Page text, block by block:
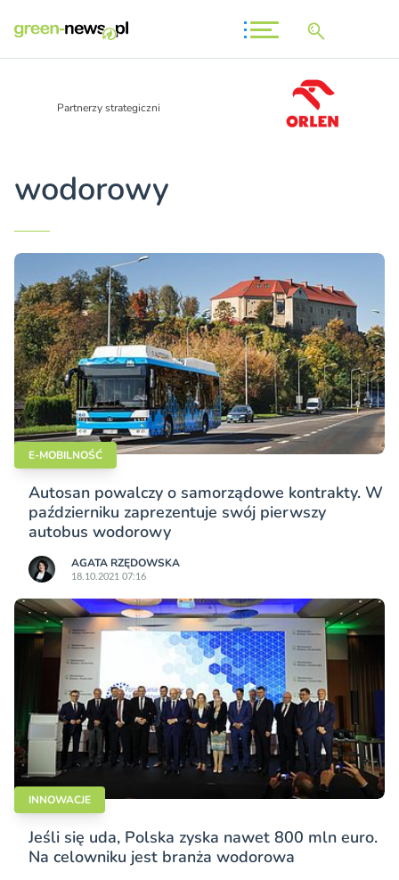
Partnerzy strategiczni
wodorowy
E-MOBILNOŚĆ
Autosan powalczy o samorządowe kontrakty. W
październiku zaprezentuje swój pierwszy
autobus wodorowy
AGATA RZĘDOWSKA
18.10.2021 07:16
INNOWACJE
Jeśli się uda, Polska zyska nawet 800 mln euro.
Na celowniku jest branża wodorowa